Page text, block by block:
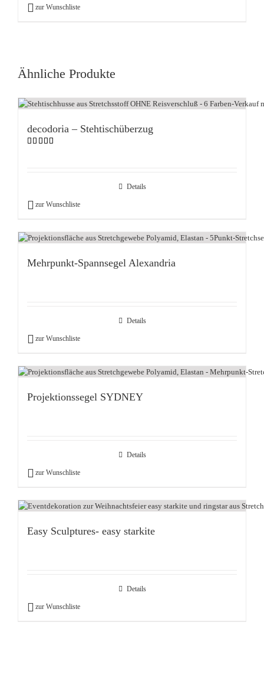
zur Wunschliste
Ähnliche Produkte
decodoria – Stehtischüberzug
Details
zur Wunschliste
Mehrpunkt-Spannsegel Alexandria
Details
zur Wunschliste
Projektionssegel SYDNEY
Details
zur Wunschliste
Easy Sculptures- easy starkite
Details
zur Wunschliste